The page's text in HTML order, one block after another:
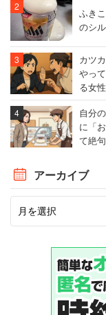
ふき
のシ
カツ
やっ
る女
自分
に「
て絶句
アーカイブ